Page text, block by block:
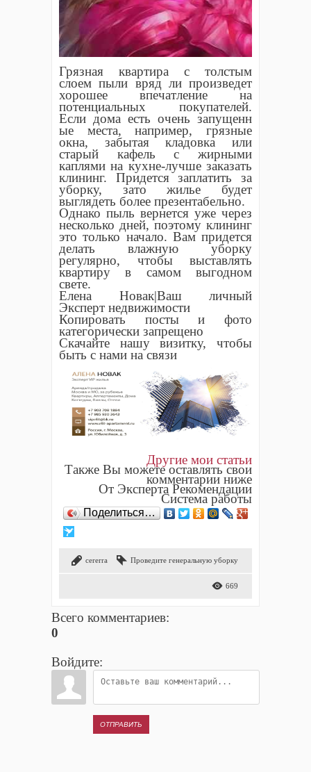
Грязная квартира с толстым
слоем пыли вряд ли произведет
хорошее впечатление на
потенциальных покупателей.
Если дома есть очень запущенн
ые места, например, грязные
окна, забытая кладовка или
старый кафель с жирными
каплями на кухне-лучше заказать
клининг. Придется заплатить за
уборку, зато жилье будет
выглядеть более презентабельно.
Однако пыль вернется уже через
несколько дней, поэтому клининг
это только начало. Вам придется
делать влажную уборку
регулярно, чтобы выставлять
квартиру в самом выгодном
свете.
Елена Новак|Ваш личный
Эксперт недвижимости
Копировать посты и фото
категорически запрещено
Скачайте нашу визитку, чтобы
быть с нами на связи
Другие мои статьи
Также Вы можете оставлять свои
комментарии ниже
От Эксперта Рекомендации
Система работы
Поделиться…
cererra Проведите генеральную уборку
669
Всего комментариев:
0
Войдите:
ОТПРАВИТЬ